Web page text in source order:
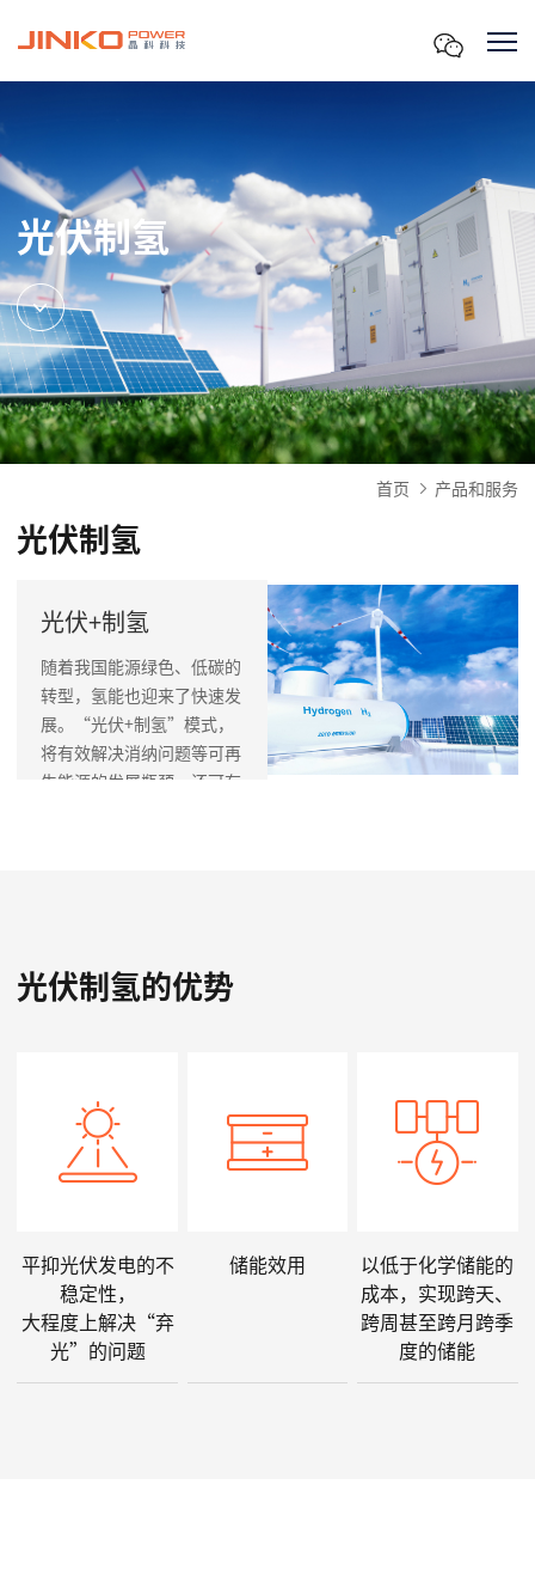
光伏制氢
首页 产品和服务
光伏制氢
光伏+制氢
随着我国能源绿色、低碳的
转型，氢能也迎来了快速发
展。“光伏+制氢”模式，
将有效解决消纳问题等可再
生能源的发展瓶颈。还可有
光伏制氢的优势
平抑光伏发电的不
稳定性，
大程度上解决“弃
光”的问题
储能效用
以低于化学储能的
成本，实现跨天、
跨周甚至跨月跨季
度的储能